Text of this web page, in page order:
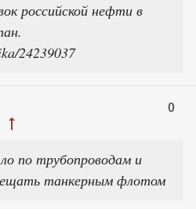
российской нефти в
24239037
0
по трубопроводам и
танкерным флотом